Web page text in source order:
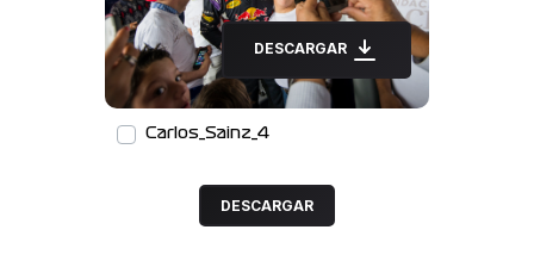
DESCARGAR
Carlos_Sainz_4
DESCARGAR